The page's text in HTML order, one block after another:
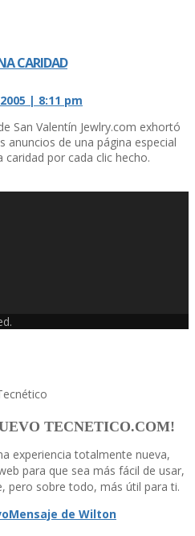
CARIDAD
| 8:11 pm
San Valentín Jewlry.com exhortó
anuncios de una página especial
por cada clic hecho.
TECNETICO.COM!
experiencia totalmente nueva,
para que sea más fácil de usar,
pero sobre todo, más útil para ti.
Mensaje de Wilton